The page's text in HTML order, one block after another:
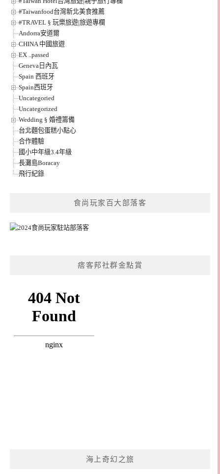
#Taiwanfood台灣新北美食推薦
#TRAVEL § 玩樂旅遊|旅遊專欄
Andorra安道爾
CHINA 中國旅遊
EX ..passed
Geneva日內瓦
Spain 西班牙
Spain西班牙
Uncategoried
Uncategorized
Wedding § 婚禮籌備
台北麵包蛋糕小點心
合作體驗
國小中年級3.4年級
長灘島Boracay
飛行紀錄
食尚玩家百大部落客
痞客邦社群金點賞
海上奇幻之旅